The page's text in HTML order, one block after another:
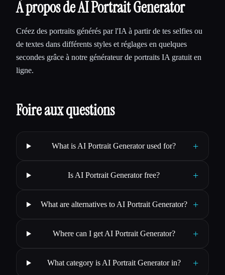
À propos de AI Portrait Generator
Créez des portraits générés par l'IA à partir de tes selfies ou
de textes dans différents styles et réglages en quelques
secondes grâce à notre générateur de portraits IA gratuit en
ligne.
Foire aux questions
What is AI Portrait Generator used for? +
Is AI Portrait Generator free? +
What are alternatives to AI Portrait Generator? +
Where can I get AI Portrait Generator? +
What category is AI Portrait Generator in? +